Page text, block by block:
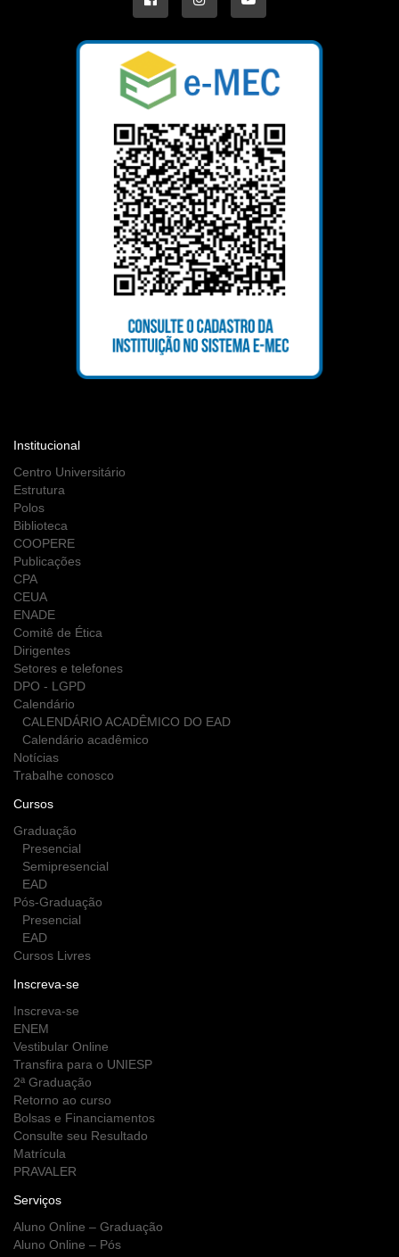
Institucional
Centro Universitário
Estrutura
Polos
Biblioteca
COOPERE
Publicações
CPA
CEUA
ENADE
Comitê de Ética
Dirigentes
Setores e telefones
DPO - LGPD
Calendário
CALENDÁRIO ACADÊMICO DO EAD
Calendário acadêmico
Notícias
Trabalhe conosco
Cursos
Graduação
Presencial
Semipresencial
EAD
Pós-Graduação
Presencial
EAD
Cursos Livres
Inscreva-se
Inscreva-se
ENEM
Vestibular Online
Transfira para o UNIESP
2ª Graduação
Retorno ao curso
Bolsas e Financiamentos
Consulte seu Resultado
Matrícula
PRAVALER
Serviços
Aluno Online – Graduação
Aluno Online – Pós